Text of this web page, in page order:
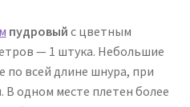
пудровый с цветным
— 1 штука. Небольшие
по всей длине шнура, при
В одном месте плетен более